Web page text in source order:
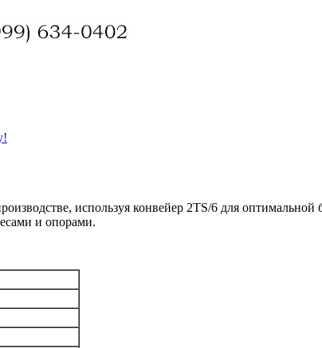
используя конвейер 2TS/6 для оптимальной
и опорами.